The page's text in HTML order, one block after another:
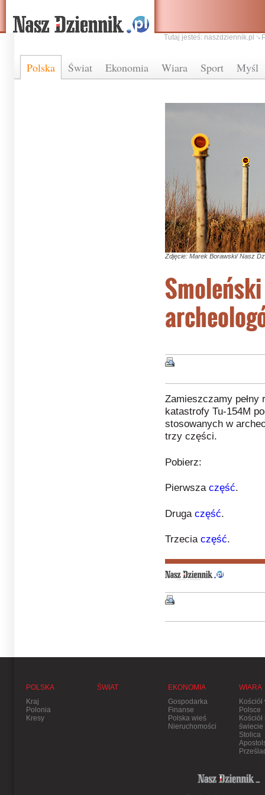
Polska Świat Ekonomia Wiara Sport Myśl
Tutaj jesteś: naszdziennik.pl
Zdjęcie: Marek Borawski/ Nasz
Zamieszczamy pełny
katastrofy Tu-154M
stosowanych w
trzy części.
Pobierz:
Pierwsza część.
Druga część.
Trzecia część.
POLSKA
Kraj
Polonia
Kresy
ŚWIAT
EKONOMIA
Gospodarka
Finanse
Polska wieś
Nieruchomości
WIARA
Kościół
Polsce
Kościół
świecie
Stolica